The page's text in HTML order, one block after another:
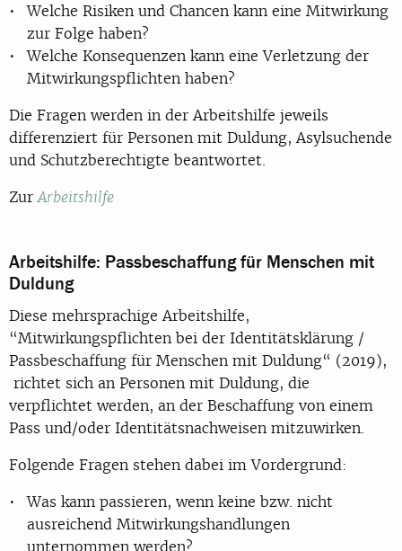
Welche Risiken und Chancen kann eine Mitwirkung
zur Folge haben?
Welche Konsequenzen kann eine Verletzung der
Mitwirkungspflichten haben?
Die Fragen werden in der Arbeitshilfe jeweils
differenziert für Personen mit Duldung, Asylsuchende
und Schutzberechtigte beantwortet.
ZurArbeitshilfe
Arbeitshilfe: Passbeschaffung für Menschen mit
Duldung
Diese mehrsprachige Arbeitshilfe,
“Mitwirkungspflichten bei der Identitätsklärung /
Passbeschaffung für Menschen mit Duldung“ (2019),
richtet sich an Personen mit Duldung, die
verpflichtet werden, an der Beschaffung von einem
Pass und/oder Identitätsnachweisen mitzuwirken.
Folgende Fragen stehen dabei im Vordergrund:
Was kann passieren, wenn keine bzw. nicht
ausreichend Mitwirkungshandlungen
unternommen werden?